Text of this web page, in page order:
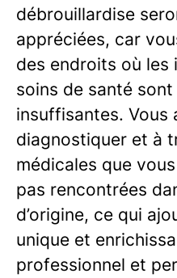
débrouillardise
appréciées, car
des endroits où
soins de santé
insuffisantes. Vous
diagnostiquer et à
médicales que
pas rencontrées
d’origine, ce qui
unique et
professionnel et